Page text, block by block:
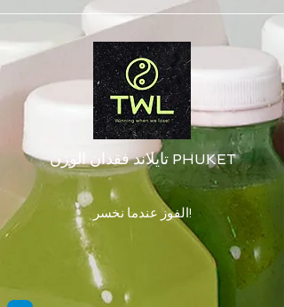
تايلاند فقدان الوزن PHUKET
الفوز عندما نخسر!